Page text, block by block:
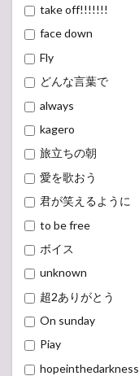
take off!!!!!!!
face down
Fly
どんな言葉で
always
kagero
旅立ちの朝
愛を歌おう
君が笑えるように
to be free
ボイス
unknown
超2ありがとう
On sunday
Piay
hopeinthedarkness